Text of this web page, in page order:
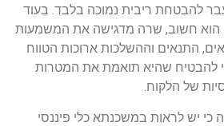
להבטחת ריבית נמוכה בלבד. בעוד
הוא חשוב, שרה מדגישה את המשמעות
התנאים וההשלכות ארוכות הטווח
להבטיח שהיא תואמת את המטרות
של הלקוח.
כי יש לראות במשכנתא כלי פיננסי